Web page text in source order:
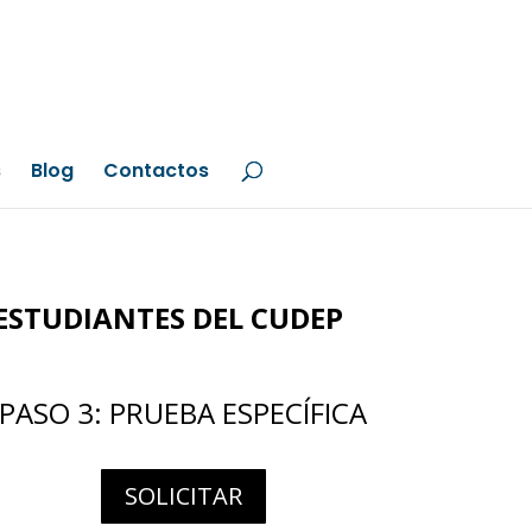
Blog Contactos
DEL CUDEP
PASO 3: PRUEBA ESPECÍFICA
SOLICITAR